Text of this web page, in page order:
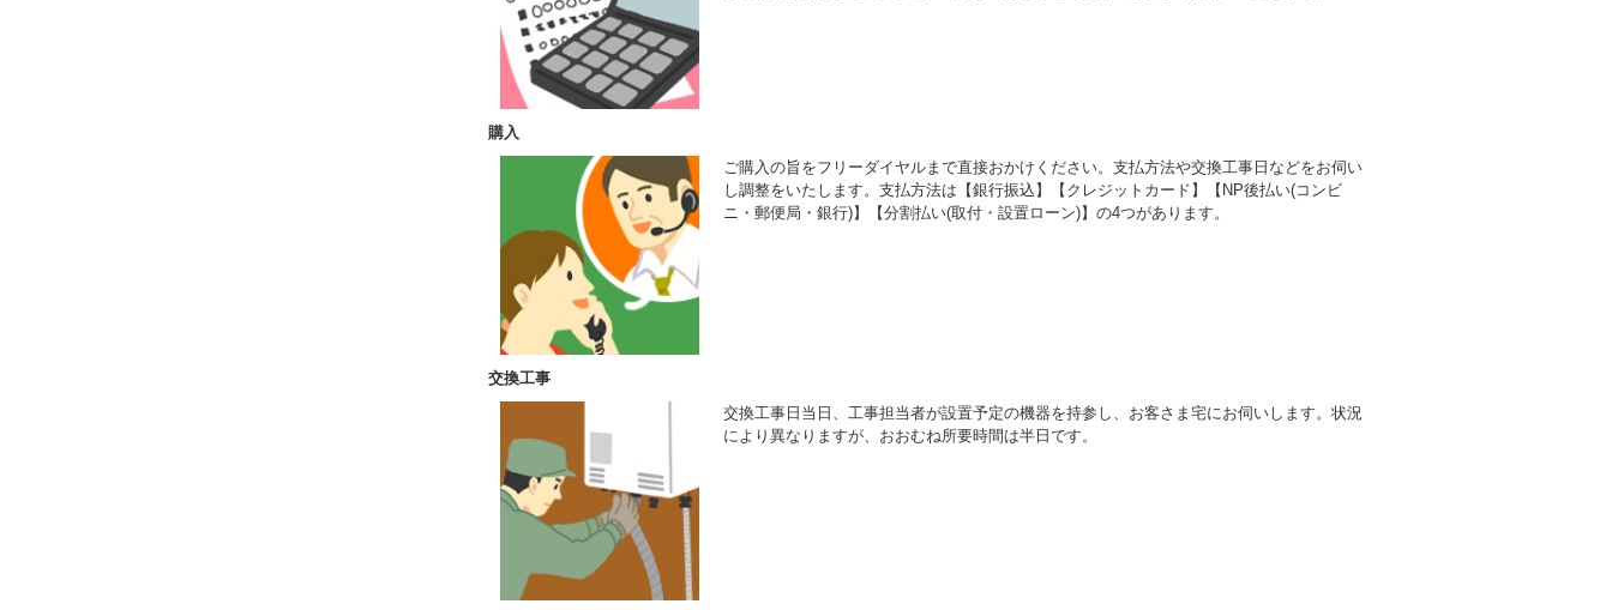
購入
ご購入の旨をフリーダイヤルまで直接おかけください。支払方法や交換工事日などをお伺い
し調整をいたします。支払方法は【銀行振込】【クレジットカード】【NP後払い(コンビ
ニ・郵便局・銀行)】【分割払い(取付・設置ローン)】の4つがあります。
交換工事
交換工事日当日、工事担当者が設置予定の機器を持参し、お客さま宅にお伺いします。状況
により異なりますが、おおむね所要時間は半日です。